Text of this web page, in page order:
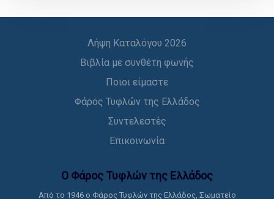
Λήψη Καταλόγου 2026
Βιβλία με συνθέτη φωνής
Ποιοι είμαστε
Φάρος Τυφλών της Ελλάδος
Συντελεστές
Επικοινωνία
Ο Φάρος Τυφλών της Ελλάδoς
Από το 1946 ο Φάρος Τυφλών της Ελλάδος, Σωματείο